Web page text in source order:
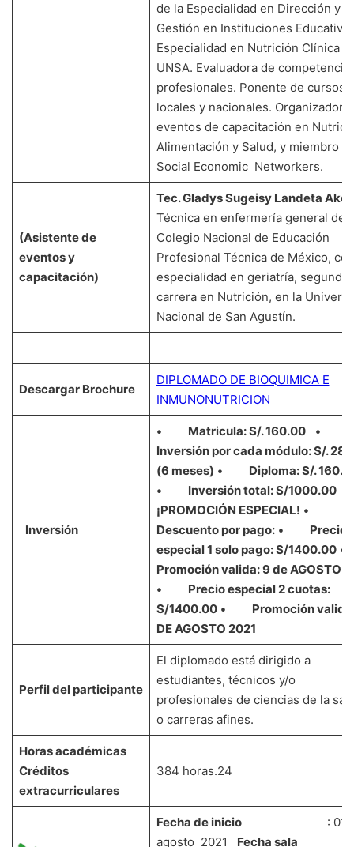
de la Especialidad en Dirección y
Gestión en Instituciones
Especialidad en Nutrición Clínica
UNSA. Evaluadora de
profesionales. Ponente de cursos
locales y nacionales. Organizadora
eventos de capacitación en
Alimentación y Salud, y miembro
Social Economic Networkers.
(Asistente de
eventos y
capacitación)
Tec. Gladys Sugeisy Landeta Aké
Técnica en enfermería general del
Colegio Nacional de Educación
Profesional Técnica de México, con
especialidad en geriatría, segunda
carrera en Nutrición, en la
Nacional de San Agustín.
Descargar Brochure
DIPLOMADO DE BIOQUIMICA E
INMUNONUTRICION
Inversión
• Matricula: S/. 160.00
•
Inversión por cada módulo: S/.
(6 meses) • Diploma: S/.
• Inversión total: S/1000.00
¡PROMOCIÓN ESPECIAL! •
Descuento por pago: • Precio
especial 1 solo pago: S/1400.00
Promoción valida: 9 de AGOSTO
• Precio especial 2 cuotas:
S/1400.00 • Promoción
DE AGOSTO 2021
Perfil del participante
El diplomado está dirigido a
estudiantes, técnicos y/o
profesionales de ciencias de la
o carreras afines.
Horas académicas
Créditos
extracurriculares
384 horas.24
Fecha de inicio: 01
agosto 2021 Fecha sala